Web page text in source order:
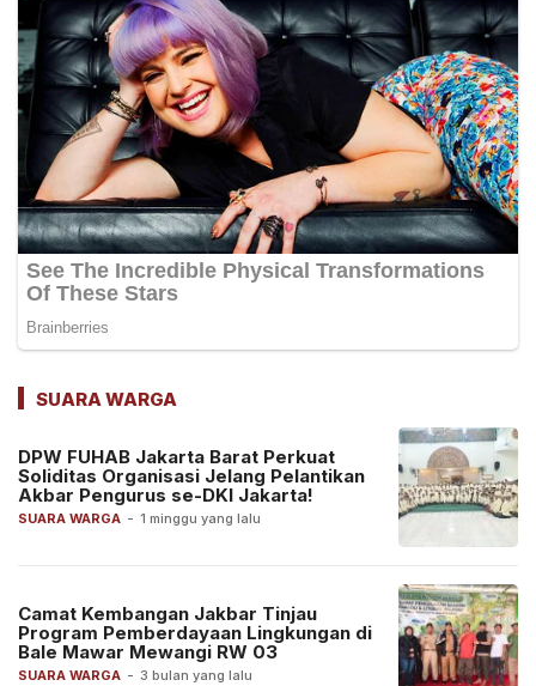
SUARA WARGA
SUARA WARGA - 1 minggu yang lalu
DPW FUHAB Jakarta Barat Perkuat
Soliditas Organisasi Jelang Pelantikan
Akbar Pengurus se-DKI Jakarta!
SUARA WARGA - 3 bulan yang lalu
Camat Kembangan Jakbar Tinjau
Program Pemberdayaan Lingkungan di
Bale Mawar Mewangi RW 03